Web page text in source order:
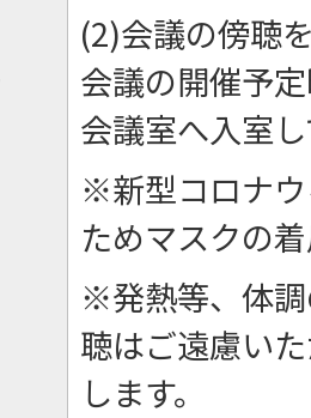
(2)会議の傍聴
会議の開催予
会議室へ入室
※新型コロナ
ためマスクの
※発熱等、体
聴はご遠慮い
します。